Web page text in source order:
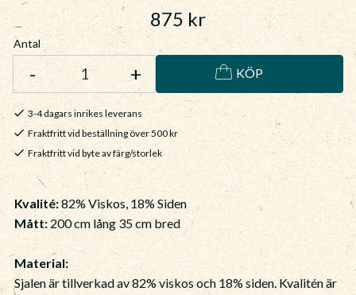
875 kr
Antal
+
- KÖP
3-4 dagars inrikes leverans
Fraktfritt vid beställning över 500 kr
Fraktfritt vid byte av färg/storlek
Kvalité:82% Viskos, 18% Siden
Mått: 200 cm lång 35 cm bred
Material:
Sjalen är tillverkad av 82% viskos och 18% siden. Kvalitén är